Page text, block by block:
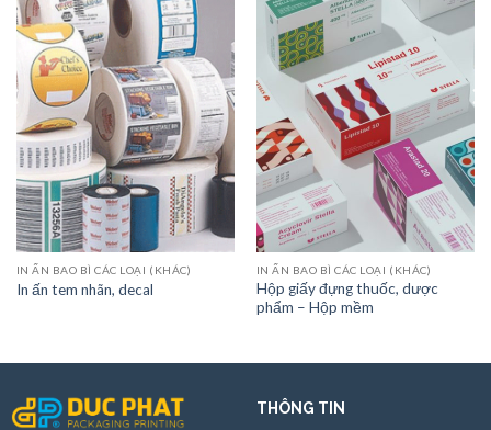
IN ẤN BAO BÌ CÁC LOẠI (KHÁC)
In ấn tem nhãn, decal
IN ẤN BAO BÌ CÁC LOẠI (KHÁC)
Hộp giấy đựng thuốc, dược
phẩm – Hộp mềm
THÔNG TIN